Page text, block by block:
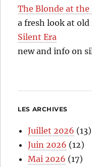
The Blonde at the
a fresh look at
Silent Era
new and info on
LES ARCHIVES
Juillet 2026 (13)
Juin 2026 (12)
Mai 2026 (17)